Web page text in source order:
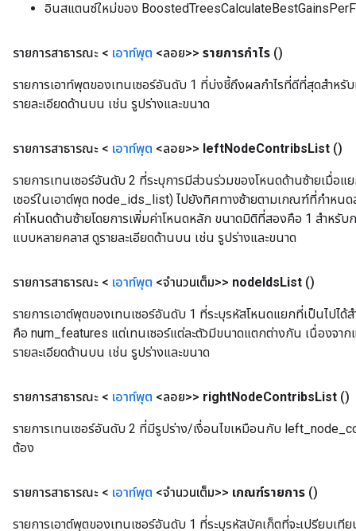
อินสแตนซ์ใหม่ของ
รายการสาธารณะ < เอาท์พุต <ลอย>> รายการกำไร ()
รายการเอาท์พุตของเทนเซอร์อันดับ 1 ที่บ่งชี้ถึงผลกำไรที่ดีที่สุดสำหรั
รายละเอียดด้านบน เช่น รูปร่างและขนาด
รายการสาธารณะ < เอาท์พุต <ลอย>> leftNodeContribsList ()
รายการเทนเซอร์อันดับ 2 ที่ระบุการมีส่วนร่วมของโหนดด้านซ้ายเมื่อ
เซอร์ในเอาต์พุต node_ids_list) ไปยังทิศทางซ้ายตามเกณฑ์ที่กำหน
ค่าโหนดด้านซ้ายโดยการเพิ่มค่าโหนดหลัก ขนาดมิติที่สองคือ 1 สำหรั
แบบหลายคลาส ดูรายละเอียดด้านบน เช่น รูปร่างและขนาด
รายการสาธารณะ < เอาท์พุต <จำนวนเต็ม>> nodeIdsList ()
รายการเอาต์พุตของเทนเซอร์อันดับ 1 ที่ระบุรหัสโหนดแยกที่เป็นไปไ
คือ num_features แต่เทนเซอร์แต่ละตัวมีขนาดแตกต่างกัน เนื่องจา
รายละเอียดด้านบน เช่น รูปร่างและขนาด
รายการสาธารณะ < เอาท์พุต <ลอย>> rightNodeContribsList ()
รายการเทนเซอร์อันดับ 2 ที่มีรูปร่าง/เงื่อนไขเหมือนกับ
ต้อง
รายการสาธารณะ < เอาท์พุต <จำนวนเต็ม>> เกณฑ์รายการ ()
รายการเอาต์พุตของเทนเซอร์อันดับ 1 ที่ระบุรหัสบัคเก็ตที่จะเปรียบเ